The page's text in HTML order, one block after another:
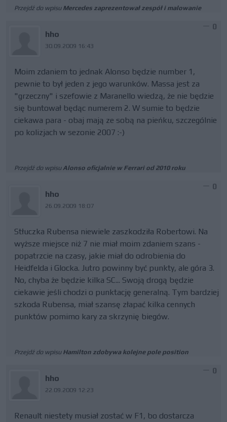
Przejdź do wpisu Mercedes zaprezentował zespół i malowanie
hho
30.09.2009 16:43
0
Moim zdaniem to jednak Alonso będzie number 1,
pewnie to był jeden z jego warunków. Massa jest za
"grzeczny" i szefowie z Maranello wiedzą, że nie będzie
się buntował będąc numerem 2. W sumie to będzie
ciekawa para - obaj mają ze sobą na pieńku, szczególnie
po kolizjach w sezonie 2007 :-)
Przejdź do wpisuAlonso oficjalnie w Ferrari od 2010 roku
hho
26.09.2009 18:07
0
Stłuczka Rubensa niewiele zaszkodziła Robertowi. Na
wyższe miejsce niż 7 nie miał moim zdaniem szans -
popatrzcie na czasy, jakie miał do odrobienia do
Heidfelda i Glocka. Jutro powinny być punkty, ale góra 3.
No, chyba że będzie kilka SC... Swoją drogą będzie
ciekawie jeśli chodzi o punktację generalną. Tym bardziej
szkoda Rubensa, miał szansę złapać kilka cennych
punktów pomimo kary za skrzynię biegów.
Przejdź do wpisu Hamilton zdobywa kolejne pole position
hho
22.09.2009 12:23
0
Renault niestety musiał zostać w F1, bo dostarcza